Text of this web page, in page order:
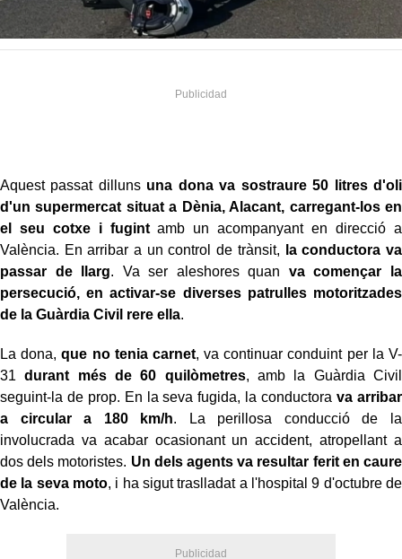
Aquest passat dilluns una dona va sostraure 50 litres d'oli
d'un supermercat situat a Dènia, Alacant, carregant-los en
el seu cotxe i fugintamb un acompanyant en direcció a
València. En arribar a un control de trànsit,
la conductora va
passar de llarg. Va ser aleshores quan va començar la
persecució, en activar-se diverses patrulles motoritzades
de la Guàrdia Civil rere ella.
La dona,que no tenia carnet, va continuar conduint per la V-
31durant més de 60 quilòmetres, amb la Guàrdia Civil
seguint-la de prop. En la seva fugida, la conductorava arribar
a circular a 180 km/h. La perillosa conducció de la
involucrada va acabar ocasionant un accident, atropellant a
dos dels motoristes. Un dels agents va resultar ferit en caure
de la seva moto, i ha sigut traslladat a l'hospital 9 d'octubre de
València.